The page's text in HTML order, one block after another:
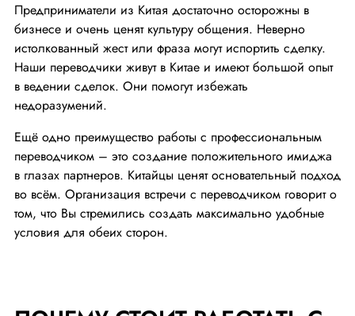
Предприниматели из Китая достаточно осторожны в
бизнесе и очень ценят культуру общения. Неверно
истолкованный жест или фраза могут испортить сделку.
Наши переводчики живут в Китае и имеют большой опыт
в ведении сделок. Они помогут избежать
недоразумений.
Ещё одно преимущество работы с профессиональным
переводчиком – это создание положительного имиджа
в глазах партнеров. Китайцы ценят основательный подход
во всём. Организация встречи с переводчиком говорит о
том, что Вы стремились создать максимально удобные
условия для обеих сторон.